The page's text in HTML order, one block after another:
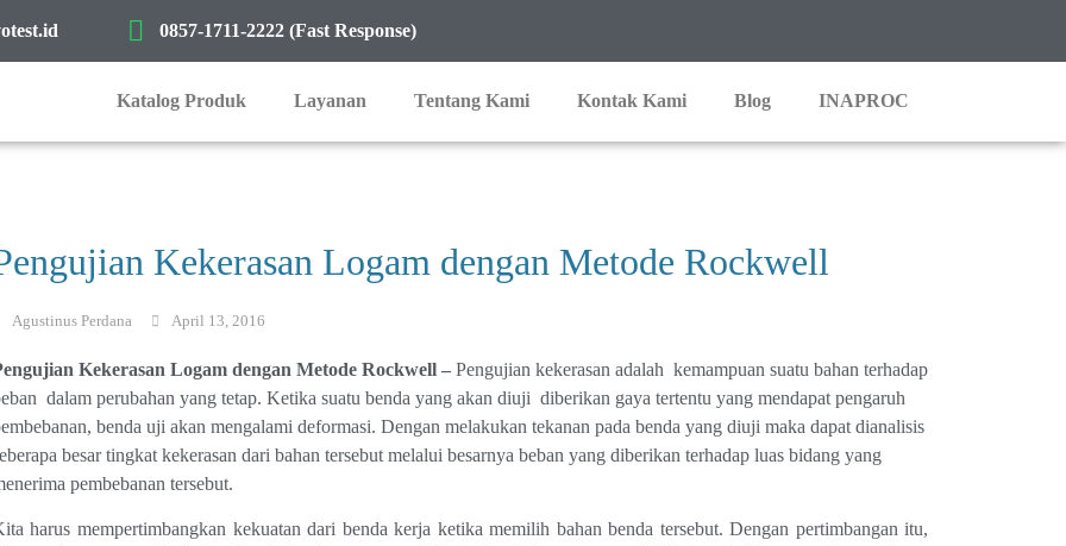
0857-1711-2222 (Fast Response)
Katalog Produk Layanan Tentang Kami Kontak Kami Blog INAPROC
Kekerasan Logam dengan Metode Rockwell
Agustinus Perdana April 13, 2016
Kekerasan Logam dengan Metode Rockwell – Pengujian kekerasan adalah kemampuan suatu bahan terhadap
dalam perubahan yang tetap. Ketika suatu benda yang akan diuji diberikan gaya tertentu yang mendapat pengaruh
benda uji akan mengalami deformasi. Dengan melakukan tekanan pada benda yang diuji maka dapat dianalisis
besar tingkat kekerasan dari bahan tersebut melalui besarnya beban yang diberikan terhadap luas bidang yang
pembebanan tersebut.
harus mempertimbangkan kekuatan dari benda kerja ketika memilih bahan benda tersebut. Dengan pertimbangan itu,